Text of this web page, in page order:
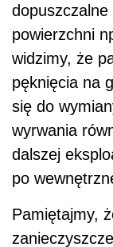
powierzchni
widzimy, że
pęknięcia na
się do
wyrwania
dalszej
po
Pamiętajmy,